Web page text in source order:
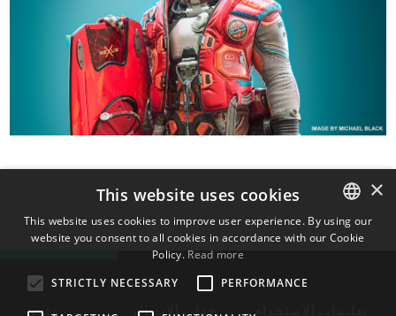
متجر جهات الاتصال
ENGLISH
×
This website uses cookies
This website uses cookies to improve user experience. By using our
website you consent to all cookies in accordance with our Cookie
Policy. Read more
STRICTLY NECESSARY
PERFORMANCE